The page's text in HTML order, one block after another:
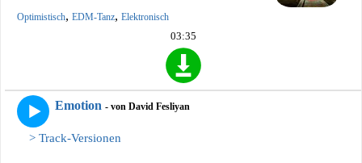
Optimistisch, EDM-Tanz, Elektronisch
03:35
Emotion - von David Fesliyan
> Track-Versionen